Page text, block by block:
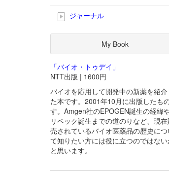
ジャーナル
My Book
「バイオ・トゥデイ」
NTT出版 | 1600円
バイオを応用して開発中の新薬を紹介
た本です。2001年10月に出版したも
す。Amgen社のEPOGEN誕生の経緯
リベック誕生までの道のりなど、現在
売されているバイオ医薬品の歴史に
て知りたい方には役に立つのではな
と思います。